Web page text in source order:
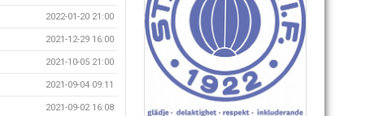
2022-01-20 21:00
2021-12-29 16:00
2021-10-05 21:00
2021-09-04 09:11
2021-09-02 16:08